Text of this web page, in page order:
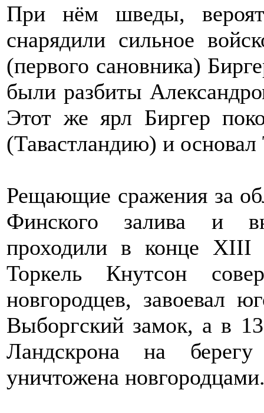
При нём шведы,
снарядили сильное
(первого сановника)
были разбиты
Этот же ярл Биргер
(Тавастландию) и основал
Рещающие сражения за
Финского залива и
проходили в конце
Торкель Кнутсон
новгородцев, завоевал
Выборгский замок, а в
Ландскрона на
уничтожена